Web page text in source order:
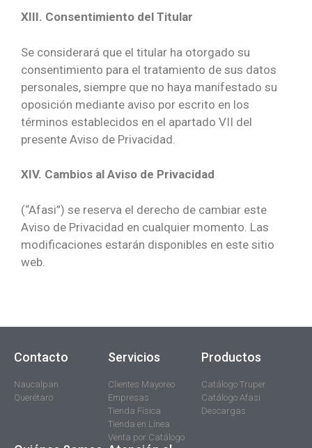
XIII. Consentimiento del Titular
Se considerará que el titular ha otorgado su
consentimiento para el tratamiento de sus datos
personales, siempre que no haya manifestado su
oposición mediante aviso por escrito en los
términos establecidos en el apartado VII del
presente Aviso de Privacidad.
XIV. Cambios al Aviso de Privacidad
(“Afasi”) se reserva el derecho de cambiar este
Aviso de Privacidad en cualquier momento. Las
modificaciones estarán disponibles en este sitio
web.
Contacto
Naucalpan
Querétaro
Servicios
Clientes Mayoreo
Empresas
Tienda Física
Tienda en Línea
Venta por Catálogo
Productos
Catálogo Truper
Catálogo Afasi
Descargas